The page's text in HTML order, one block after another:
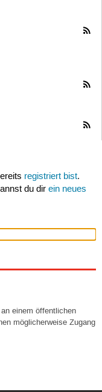
registriert bist.
du dir ein neues
einem öffentlichen
möglicherweise Zugang